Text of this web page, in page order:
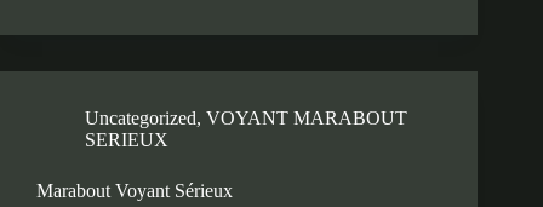
Uncategorized, VOYANT MARABOUT
SERIEUX
Marabout Voyant Sérieux